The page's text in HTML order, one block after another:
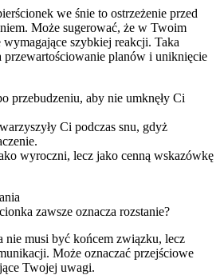
we śnie to ostrzeżenie przed
Może sugerować, że w Twoim
szybkiej reakcji. Taka
przewartościowanie planów i uniknięcie
przebudzeniu, aby nie umknęły Ci
Ci podczas snu, gdyż
wyroczni, lecz jako cenną wskazówkę
zawsze oznacza rozstanie?
nie musi być końcem związku, lecz
Może oznaczać przejściowe
Twojej uwagi.